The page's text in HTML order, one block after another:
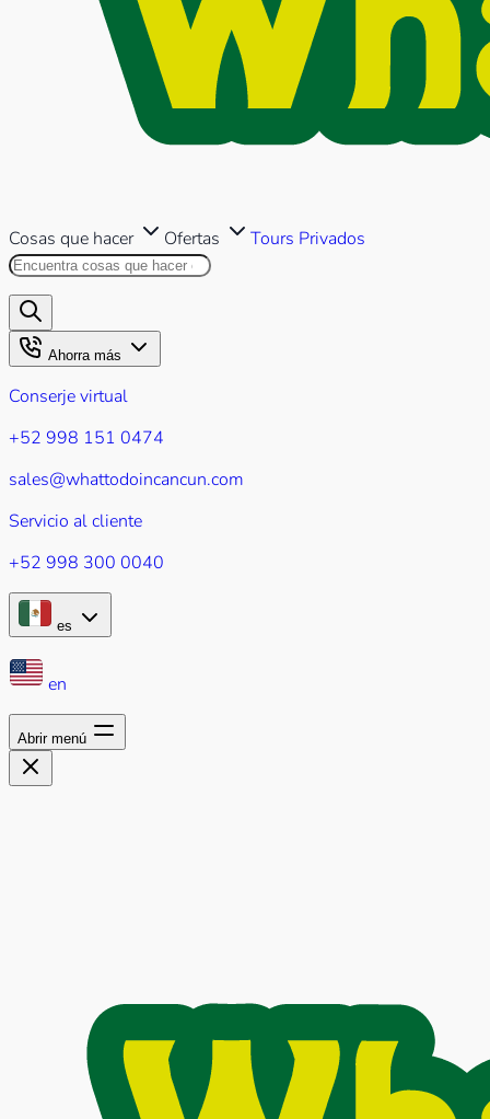
Cosas que hacer Ofertas Tours Privados
Buscar en este sitio
Ahorra más
Conserje virtual
+52 998 151 0474
sales@whattodoincancun.com
Servicio al cliente
+52 998 300 0040
es
en
Abrir menú